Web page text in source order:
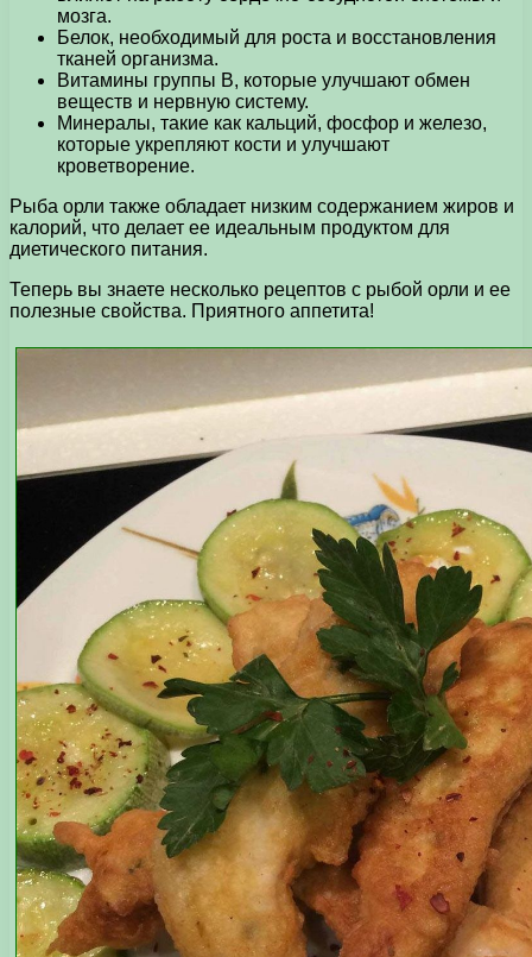
мозга.
Белок, необходимый для роста и восстановления
тканей организма.
Витамины группы В, которые улучшают обмен
веществ и нервную систему.
Минералы, такие как кальций, фосфор и железо,
которые укрепляют кости и улучшают
кроветворение.
Рыба орли также обладает низким содержанием жиров и
калорий, что делает ее идеальным продуктом для
диетического питания.
Теперь вы знаете несколько рецептов с рыбой орли и ее
полезные свойства. Приятного аппетита!